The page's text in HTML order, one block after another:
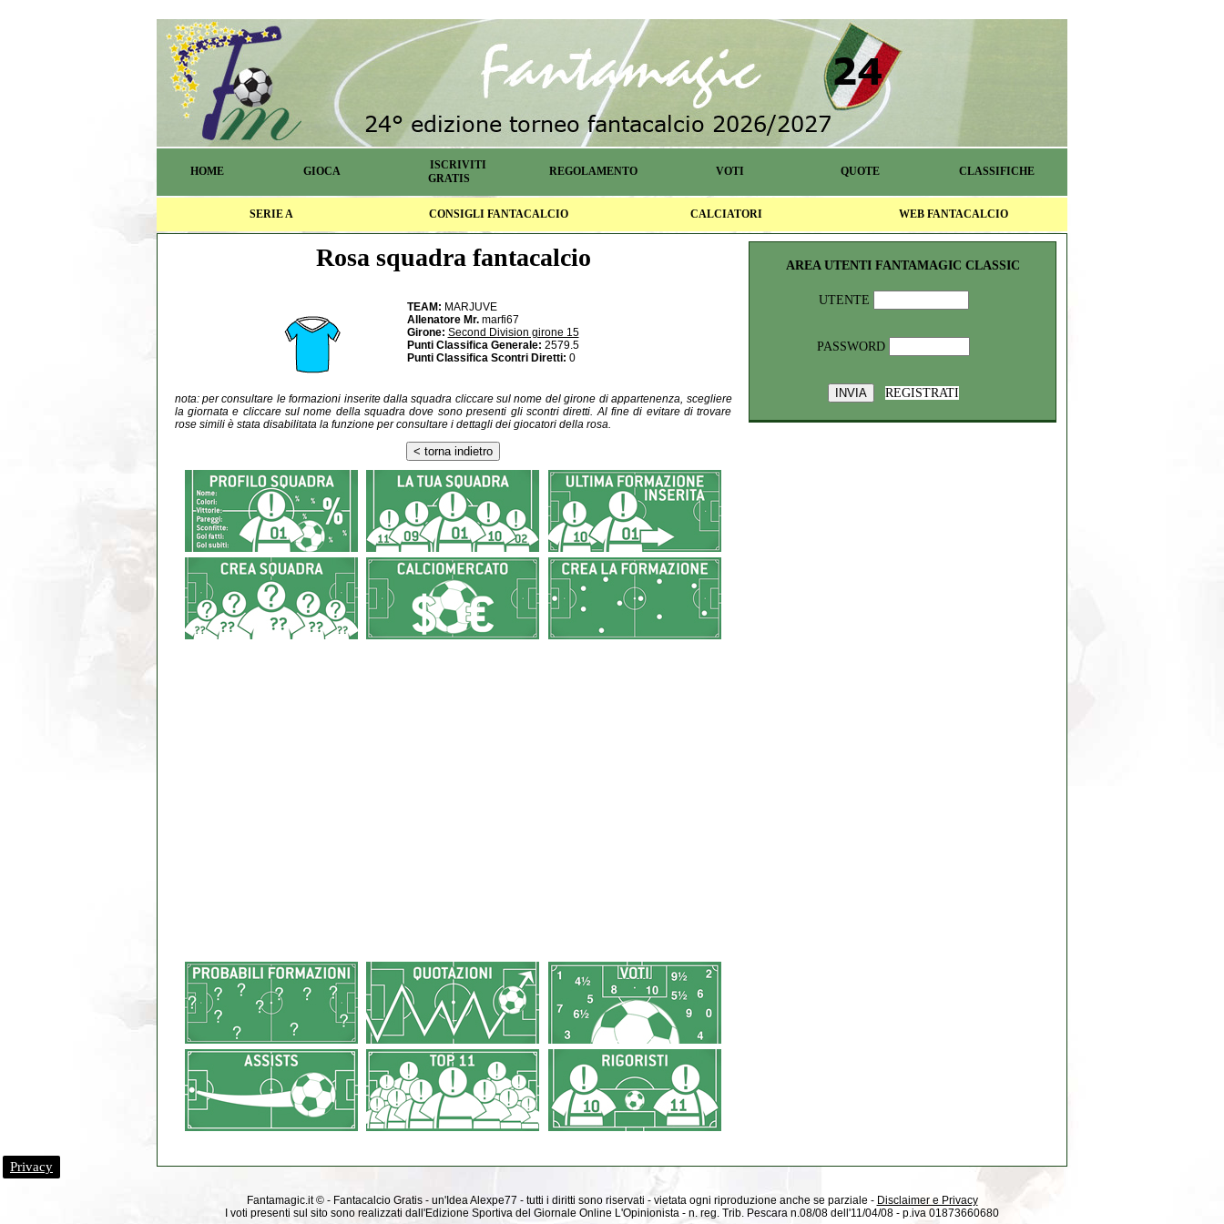
HOME GIOCA
ISCRIVITI
GRATIS
REGOLAMENTO VOTI QUOTE CLASSIFICHE
SERIE A CONSIGLI FANTACALCIO CALCIATORI WEB FANTACALCIO
Rosa squadra fantacalcio
TEAM: MARJUVE
Allenatore Mr. marfi67
Girone: Second Division girone 15
Punti Classifica Generale: 2579.5
Punti Classifica Scontri Diretti: 0
nota: per consultare le formazioni inserite dalla squadra cliccare sul nome del girone di appartenenza, scegliere
la giornata e cliccare sul nome della squadra dove sono presenti gli scontri diretti. Al fine di evitare di trovare
rose simili è stata disabilitata la funzione per consultare i dettagli dei giocatori della rosa.
AREA UTENTI FANTAMAGIC CLASSIC
UTENTE
PASSWORD
REGISTRATI
Fantamagic.it © - Fantacalcio Gratis - un'Idea Alexpe77 - tutti i diritti sono riservati - vietata ogni riproduzione anche se parziale - Disclaimer e Privacy
I voti presenti sul sito sono realizzati dall'Edizione Sportiva del Giornale Online L'Opinionista - n. reg. Trib. Pescara n.08/08 dell'11/04/08 - p.iva 01873660680
Privacy